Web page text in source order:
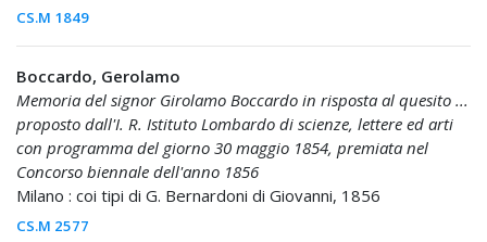
CS.M 1849
Boccardo, Gerolamo
Memoria del signor Girolamo Boccardo in risposta al quesito ...
proposto dall'I. R. Istituto Lombardo di scienze, lettere ed arti
con programma del giorno 30 maggio 1854, premiata nel
Concorso biennale dell'anno 1856
Milano : coi tipi di G. Bernardoni di Giovanni, 1856
CS.M 2577